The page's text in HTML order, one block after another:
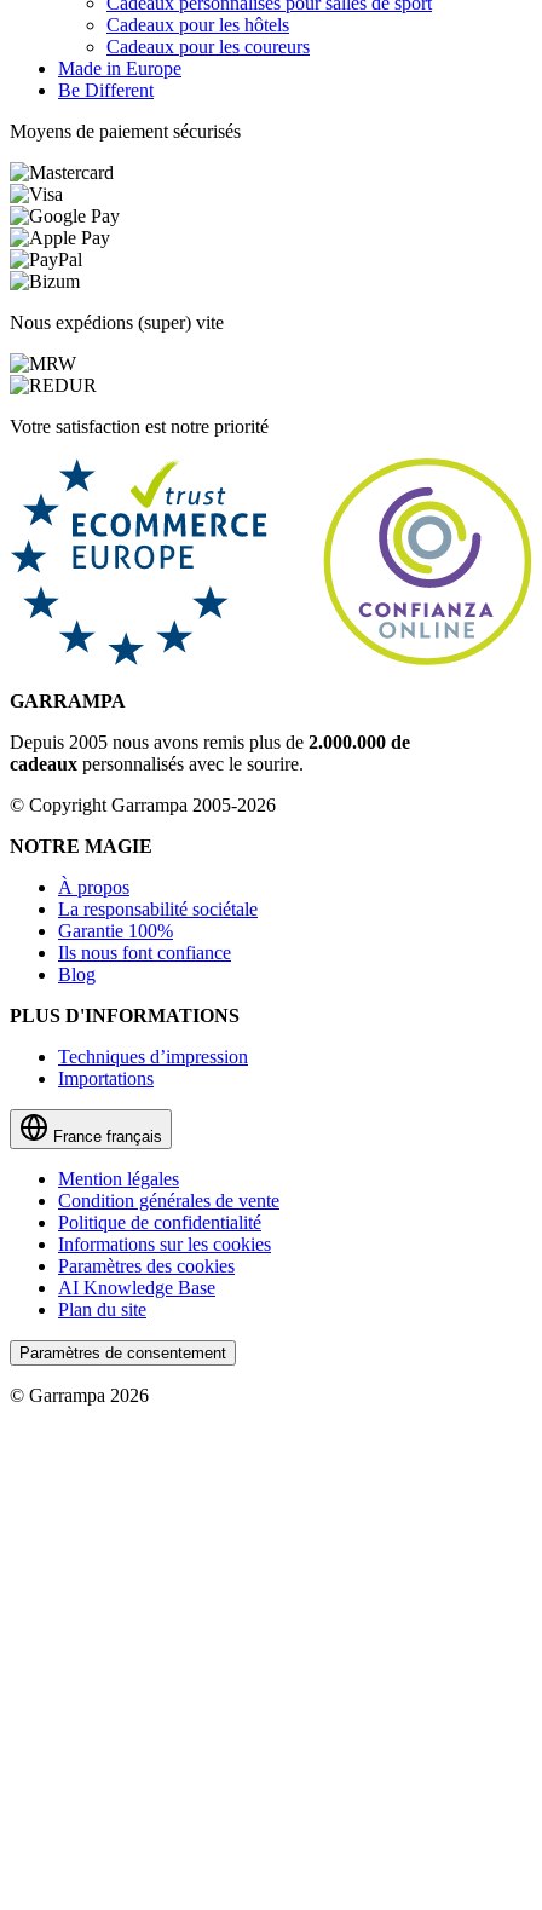
Cadeaux pour les hôtels
Cadeaux pour les coureurs
Made in Europe
Be Different
Moyens de paiement sécurisés
Nous expédions (super) vite
Votre satisfaction est notre priorité
GARRAMPA
Depuis 2005 nous avons remis plus de 2.000.000 de
cadeaux personnalisés avec le sourire.
© Copyright Garrampa 2005-2026
NOTRE MAGIE
À propos
La responsabilité sociétale
Garantie 100%
Ils nous font confiance
Blog
PLUS D'INFORMATIONS
Techniques d’impression
Importations
France français
Mention légales
Condition générales de vente
Politique de confidentialité
Informations sur les cookies
Paramètres des cookies
AI Knowledge Base
Plan du site
Paramètres de consentement
© Garrampa 2026